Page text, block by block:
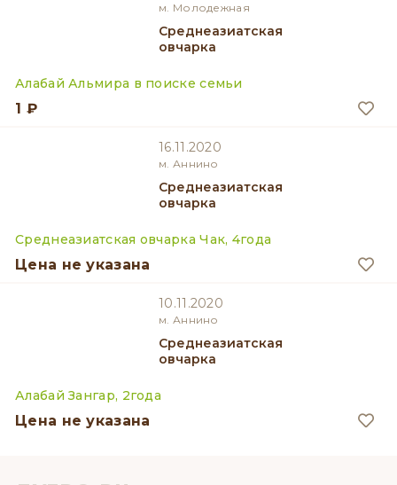
м. Молодежная
Среднеазиатская
овчарка
Алабай Альмира в поиске семьи
1 ₽
16.11.2020
м. Аннино
Среднеазиатская
овчарка
Среднеазиатская овчарка Чак, 4года
Цена не указана
10.11.2020
м. Аннино
Среднеазиатская
овчарка
Алабай Зангар, 2года
Цена не указана